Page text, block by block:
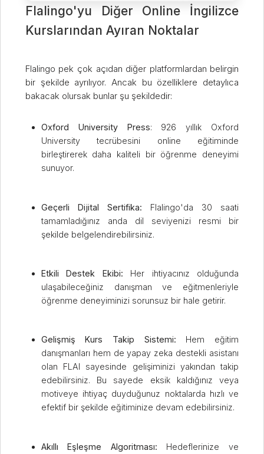
Flalingo'yu Diğer Online İngilizce
Kurslarından Ayıran Noktalar
Flalingo pek çok açıdan diğer platformlardan belirgin
bir şekilde ayrılıyor. Ancak bu özelliklere detaylıca
bakacak olursak bunlar şu şekildedir:
Oxford University Press: 926 yıllık Oxford
University tecrübesini online eğitiminde
birleştirerek daha kaliteli bir öğrenme deneyimi
sunuyor.
Geçerli Dijital Sertifika: Flalingo'da 30 saati
tamamladığınız anda dil seviyenizi resmi bir
şekilde belgelendirebilirsiniz.
Etkili Destek Ekibi: Her ihtiyacınız olduğunda
ulaşabileceğiniz danışman ve eğitmenleriyle
öğrenme deneyiminizi sorunsuz bir hale getirir.
Gelişmiş Kurs Takip Sistemi: Hem eğitim
danışmanları hem de yapay zeka destekli asistanı
olan FLAI sayesinde gelişiminizi yakından takip
edebilirsiniz. Bu sayede eksik kaldığınız veya
motiveye ihtiyaç duyduğunuz noktalarda hızlı ve
efektif bir şekilde eğitiminize devam edebilirsiniz.
Akıllı Eşleşme Algoritması: Hedeflerinize ve